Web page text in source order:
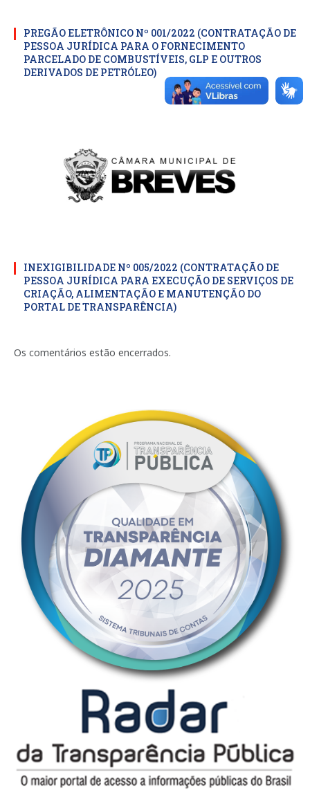
PREGÃO ELETRÔNICO Nº 001/2022 (CONTRATAÇÃO DE
PESSOA JURÍDICA PARA O FORNECIMENTO
PARCELADO DE COMBUSTÍVEIS, GLP E OUTROS
DERIVADOS DE PETRÓLEO)
INEXIGIBILIDADE Nº 005/2022 (CONTRATAÇÃO DE
PESSOA JURÍDICA PARA EXECUÇÃO DE SERVIÇOS DE
CRIAÇÃO, ALIMENTAÇÃO E MANUTENÇÃO DO
PORTAL DE TRANSPARÊNCIA)
Os comentários estão encerrados.